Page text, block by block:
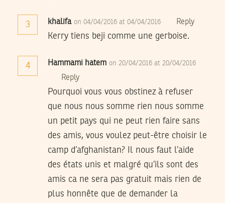
3 khalifa on 04/04/2016 at 04/04/2016 Reply
Kerry tiens beji comme une gerboise.
4 Hammami hatem on 20/04/2016 at 20/04/2016
Reply
Pourquoi vous vous obstinez à refuser
que nous nous somme rien nous somme
un petit pays qui ne peut rien faire sans
des amis, vous voulez peut-être choisir le
camp d’afghanistan? Il nous faut l’aide
des états unis et malgré qu’ils sont des
amis ca ne sera pas gratuit mais rien de
plus honnête que de demander la